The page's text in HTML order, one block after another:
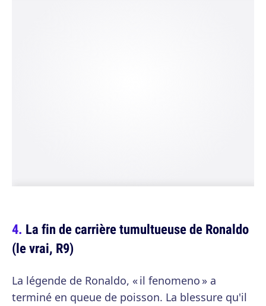
La fin de carrière tumultueuse de Ronaldo
(le vrai, R9)
La légende de Ronaldo, « il fenomeno » a
terminé en queue de poisson. La blessure qu'il